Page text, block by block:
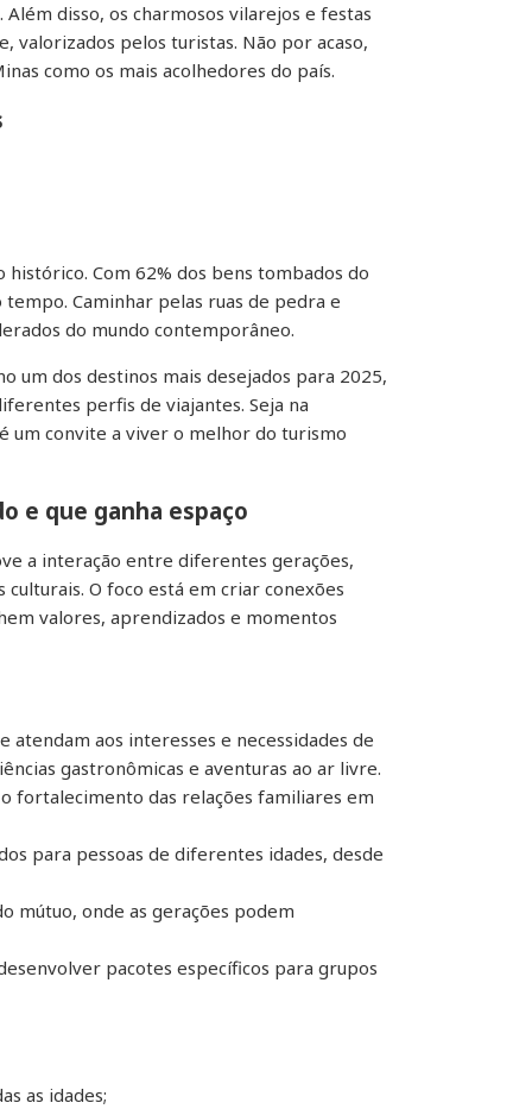
disso, os charmosos vilarejos e festas
valorizados pelos turistas. Não por acaso,
como os mais acolhedores do país.
Com 62% dos bens tombados do
Caminhar pelas ruas de pedra e
do mundo contemporâneo.
um dos destinos mais desejados para 2025,
perfis de viajantes. Seja na
um convite a viver o melhor do turismo
e que ganha espaço
a interação entre diferentes gerações,
O foco está em criar conexões
valores, aprendizados e momentos
atendam aos interesses e necessidades de
gastronômicas e aventuras ao ar livre.
fortalecimento das relações familiares em
para pessoas de diferentes idades, desde
mútuo, onde as gerações podem
pacotes específicos para grupos
as idades;